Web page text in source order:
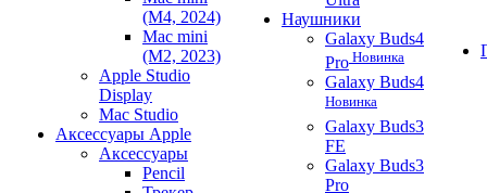
(M4, 2024)
Mac mini
(M2, 2023)
Apple Studio
Display
Mac Studio
Аксессуары Apple
Аксессуары
Pencil
Наушники
Galaxy Buds4
Pro Новинка
Galaxy Buds4
Новинка
Galaxy Buds3
FE
Galaxy Buds3
Pro